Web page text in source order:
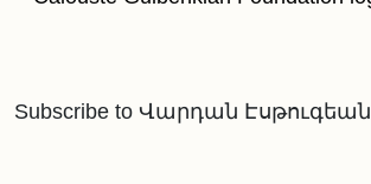
Subscribe to Վարդան Էսթուգեան